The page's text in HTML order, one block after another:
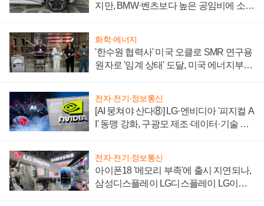
지만, BMW·벤츠보다 높은 공임비에 소비
화학·에너지
'한수원 협력사' 미국 오클로 SMR 연구용
원자로 '임계 상태' 도달, 미국 에너지부
전자·전기·정보통신
[AI 뭉쳐야 산다⑧] LG·엔비디아 '피지컬 A
I' 동맹 강화, 구광모 제조·데이터·기술 결
전자·전기·정보통신
아이폰18 '메모리 부족'에 출시 지연되나,
삼성디스플레이 LG디스플레이 LG이노